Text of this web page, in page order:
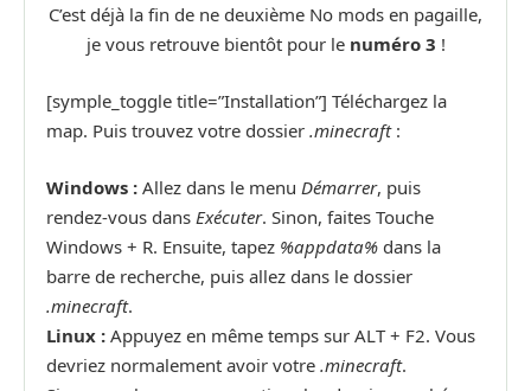
C’est déjà la fin de ne deuxième No mods en pagaille,
je vous retrouve bientôt pour le numéro 3 !
[symple_toggle title=”Installation”] Téléchargez la
map. Puis trouvez votre dossier .minecraft:
Windows : Allez dans le menu Démarrer, puis
rendez-vous dans Exécuter. Sinon, faites Touche
Windows + R. Ensuite, tapez %appdata% dans la
barre de recherche, puis allez dans le dossier
.minecraft.
Linux : Appuyez en même temps sur ALT + F2. Vous
devriez normalement avoir votre .minecraft.